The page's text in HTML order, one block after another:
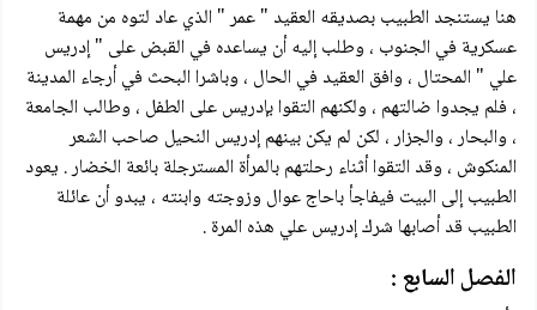
هنا يستنجد الطبيب بصديقه العقيد " عمر " الذي عاد لتوه من مهمة
عسكرية في الجنوب ، وطلب إليه أن يساعده في القبض على " إدريس
علي " المحتال ، وافق العقيد في الحال ، وباشرا البحث في أرجاء المدينة
، فلم يجدوا ضالتهم ، ولكنهم التقوا بإدريس على الطفل ، وطالب الجامعة
، والبحار ، والجزار ، لكن لم يكن بينهم إدريس النحيل صاحب الشعر
المنكوش ، وقد التقوا أثناء رحلتهم بالمرأة المسترجلة بائعة الخضار . يعود
الطبيب إلى البيت فيفاجأ باحاج عوال وزوجته وابنته ، يبدو أن عائلة
الطبيب قد أصابها شرك إدريس علي هذه المرة .
الفصل السابع :